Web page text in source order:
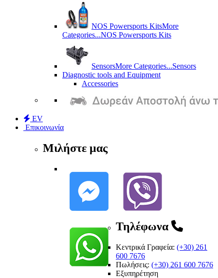
NOS Powersports KitsMore
Categories...NOS Powersports Kits
SensorsMore Categories...Sensors
Diagnostic tools and Equipment
Accessories
EV
Επικοινωνία
Μιλήστε μας
Τηλέφωνα
Κεντρικά Γραφεία: (+30) 261
600 7676
Πωλήσεις: (+30) 261 600 7676
Εξυπηρέτηση